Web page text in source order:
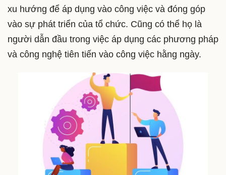
xu hướng để áp dụng vào công việc và đóng góp
vào sự phát triển của tổ chức. Cũng có thể họ là
người dẫn đầu trong việc áp dụng các phương pháp
và công nghệ tiên tiến vào công việc hằng ngày.